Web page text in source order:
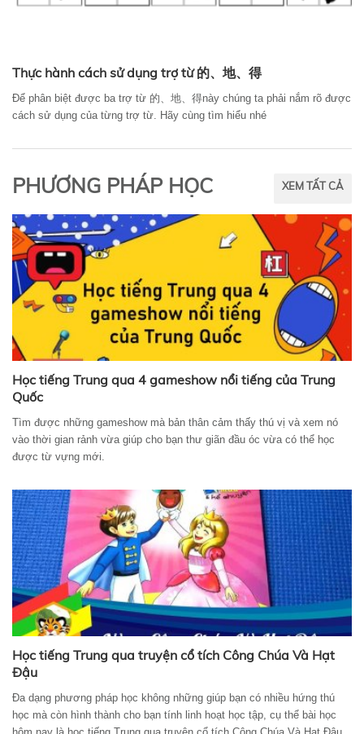
Thực hành cách sử dụng trợ từ 的、地、得
Để phân biệt được ba trợ từ 的、地、得này chúng ta phải nắm rõ được
cách sử dụng của từng trợ từ. Hãy cùng tìm hiểu nhé
PHƯƠNG PHÁP HỌC XEM TẤT CẢ
Học tiếng Trung qua 4 gameshow nổi tiếng của Trung
Quốc
Tìm được những gameshow mà bản thân cảm thấy thú vị và xem nó
vào thời gian rảnh vừa giúp cho bạn thư giãn đầu óc vừa có thể học
được từ vựng mới.
Học tiếng Trung qua truyện cổ tích Công Chúa Và Hạt
Đậu
Đa dạng phương pháp học không những giúp bạn có nhiều hứng thú
học mà còn hình thành cho bạn tính linh hoạt học tập, cụ thể bài học